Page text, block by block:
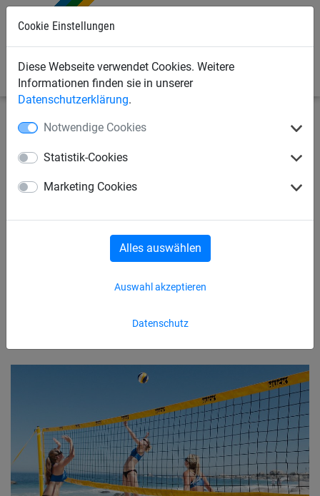
Cookie Einstellungen
Diese Webseite verwendet Cookies. Weitere
Informationen finden sie in unserer
Datenschutzerklärung.
Notwendige Cookies
Statistik-Cookies
Marketing Cookies
Datenschutz
Auswahl akzeptieren
Alles auswählen
Sportnetze Volleyballnetze
Beach-Volleyball
Trainingsnetz mit Einfaßband
50 mm oben